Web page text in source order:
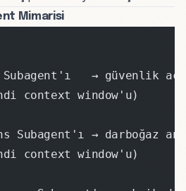
Mimarisi
→ güvenlik
context window'u)
Subagent'ı → darboğaz
context window'u)